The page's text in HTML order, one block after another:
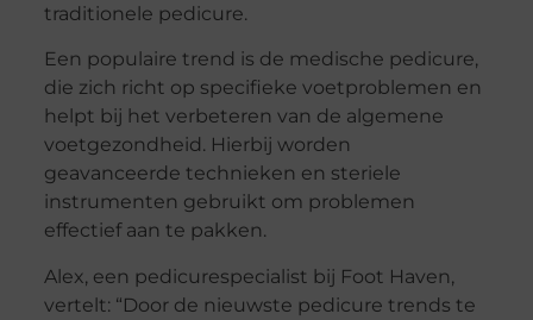
traditionele pedicure.
Een populaire trend is de medische pedicure,
die zich richt op specifieke voetproblemen en
helpt bij het verbeteren van de algemene
voetgezondheid. Hierbij worden
geavanceerde technieken en steriele
instrumenten gebruikt om problemen
effectief aan te pakken.
Alex, een pedicurespecialist bij Foot Haven,
vertelt: “Door de nieuwste pedicure trends te